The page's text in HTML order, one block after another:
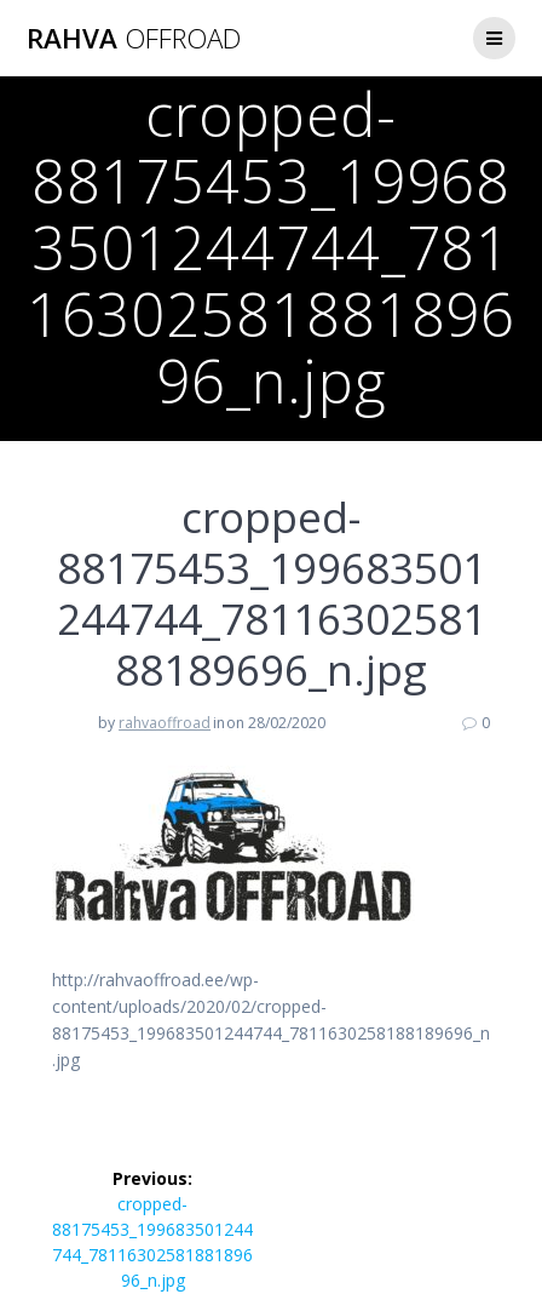
RAHVA OFFROAD
cropped-
88175453_19968
3501244744_781
16302581881896
96_n.jpg
cropped-
88175453_199683501
244744_78116302581
88189696_n.jpg
by rahvaoffroad inon 28/02/2020 0
http://rahvaoffroad.ee/wp-
content/uploads/2020/02/cropped-
88175453_199683501244744_7811630258188189696_n
.jpg
Navigeerimine
Previous:
Previous
post:
cropped-
88175453_199683501244
744_78116302581881896
96_n.jpg